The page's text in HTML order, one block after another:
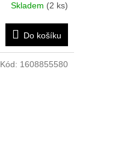
Skladem (2 ks)
Do košíku
Kód: 1608855580